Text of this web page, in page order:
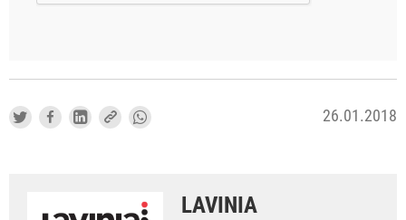
26.01.2018
LAVINIA